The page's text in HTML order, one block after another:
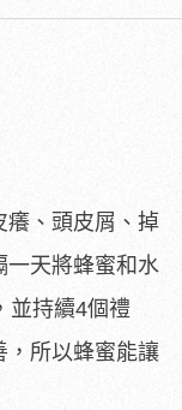
癢、頭皮屑、掉
一天將蜂蜜和水
並持續4個禮
，所以蜂蜜能讓